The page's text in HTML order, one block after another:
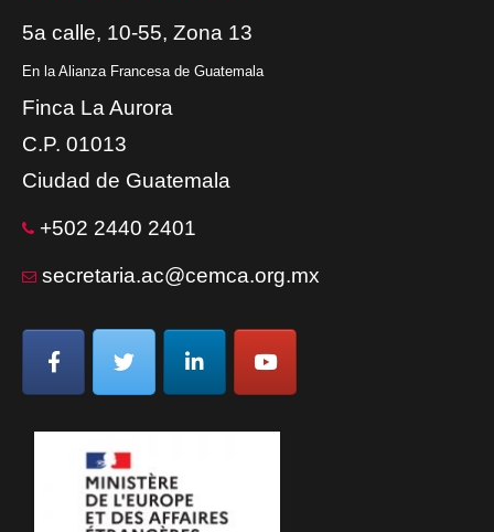
5a calle, 10-55, Zona 13
En la Alianza Francesa de Guatemala
Finca La Aurora
C.P. 01013
Ciudad de Guatemala
+502 2440 2401
secretaria.ac@cemca.org.mx